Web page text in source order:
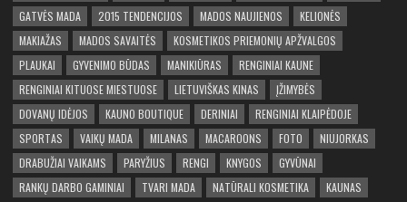
GATVĖS MADA
2015 TENDENCIJOS MADOS NAUJIENOS
KELIONĖS
MAKIAŽAS
MADOS SAVAITĖS
KOSMETIKOS PRIEMONIŲ APŽVALGOS
PLAUKAI
GYVENIMO BŪDAS MANIKIŪRAS
RENGINIAI KAUNE
RENGINIAI KITUOSE MIESTUOSE
LIETUVIŠKAS KINAS
ĮŽIMYBĖS
DOVANŲ IDĖJOS
KAUNO BOUTIQUE DERINIAI
RENGINIAI KLAIPĖDOJE
SPORTAS
VAIKŲ MADA MILANAS MACAROONS FOTO
NIUJORKAS
DRABUŽIAI VAIKAMS
PARYŽIUS RENGI KNYGOS
GYVŪNAI
RANKŲ DARBO GAMINIAI
TVARI MADA NATŪRALI KOSMETIKA KAUNAS